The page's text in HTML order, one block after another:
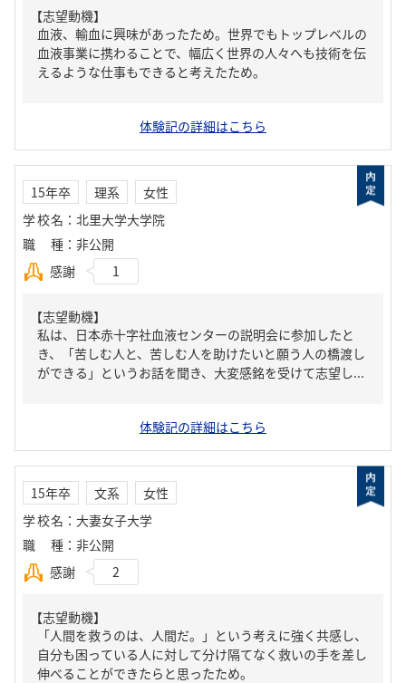
【志望動機】
血液、輸血に興味があったため。世界でもトップレベルの
血液事業に携わることで、幅広く世界の人々へも技術を伝
えるような仕事もできると考えたため。
体験記の詳細はこちら
15年卒 理系
女性
学校名 ： 北里大学大学院
職種 ： 非公開
感謝
1
【志望動機】
私は、日本赤十字社血液センターの説明会に参加したと
き、「苦しむ人と、苦しむ人を助けたいと願う人の橋渡し
ができる」というお話を聞き、大変感銘を受けて志望し...
体験記の詳細はこちら
15年卒 文系
女性
学校名 ： 大妻女子大学
職種 ： 非公開
感謝
2
【志望動機】
「人間を救うのは、人間だ。」という考えに強く共感し、
自分も困っている人に対して分け隔てなく救いの手を差し
伸べることができたらと思ったため。